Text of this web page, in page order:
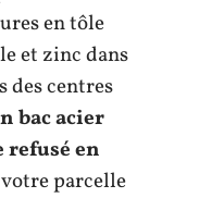
en tôle
et zinc dans
des centres
bac acier
en
parcelle